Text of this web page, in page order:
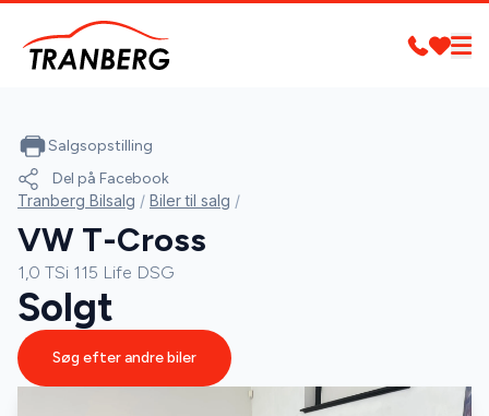
Salgsopstilling
Del på Facebook
Tranberg Bilsalg / Biler til salg /
VW T-Cross
1,0 TSi 115 Life DSG
Solgt
Søg efter andre biler